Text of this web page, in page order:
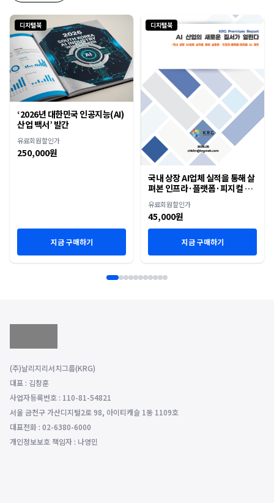
디지털북
‘2026년 대한민국 인공지능(AI)
산업 백서’ 발간
유료회원할인가
250,000원
지금 구매하기
디지털북
국내 상장 AI업체 실적을 통해 살
펴본 인프라·플랫폼·피지컬 AI
유료회원할인가
45,000원
지금 구매하기
(주)날리지리서치그룹(KRG)
대표 : 김창훈
사업자등록번호 : 110-81-54821
서울 금천구 가산디지털2로 98, 아이티캐슬 1동 1109호
대표전화 : 02-6380-6000
개인정보보호 책임자 : 나영민